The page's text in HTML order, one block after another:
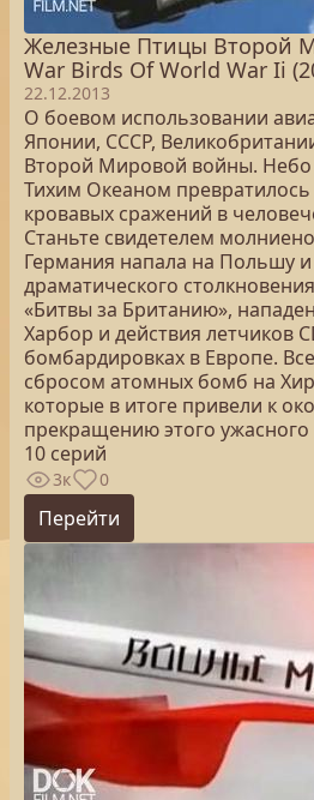
Железные Птицы Второй
War Birds Of World War Ii
22.12.2013
О боевом использовании
Японии, СССР,
Второй Мировой войны. Небо
Тихим Океаном
кровавых сражений в
Станьте свидетелем
Германия напала на Польшу
драматического
«Битвы за Британию»,
Харбор и действия летчиков
бомбардировках в Европе.
сбросом атомных бомб на
которые в итоге привели к
прекращению этого ужасного
10 серий
3к 0
Перейти